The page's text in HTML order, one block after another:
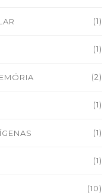
(1)
(1)
(2)
(1)
(1)
(1)
(10)